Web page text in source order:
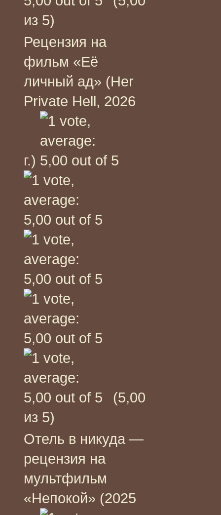
из 5)
Рецензия на
фильм «Её
личный ад» (Her
Private Hell, 2026
г.)
(5,00
из 5)
Отель в никуда —
рецензия на
мультфильм
«Непокой» (2025